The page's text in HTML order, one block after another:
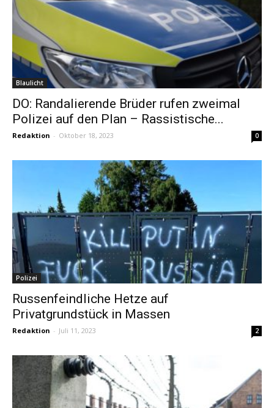
Blaulicht
DO: Randalierende Brüder rufen zweimal
Polizei auf den Plan – Rassistische...
Redaktion - Oktober 18, 2023 0
Polizei
Russenfeindliche Hetze auf
Privatgrundstück in Massen
Redaktion - Juli 11, 2023 2